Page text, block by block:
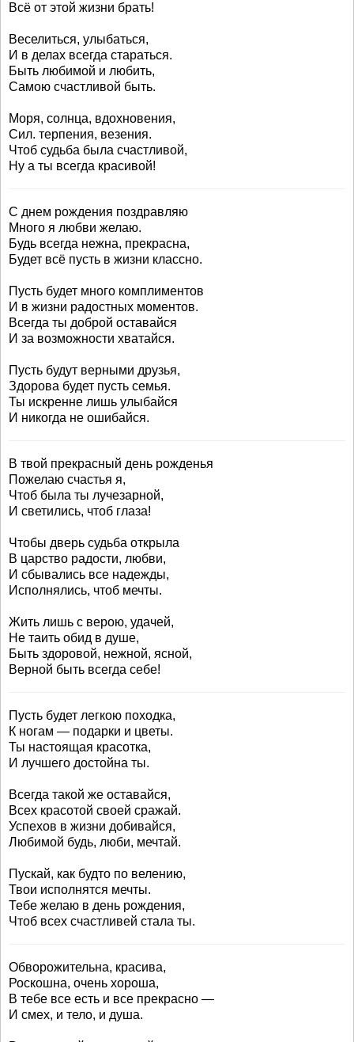
Всё от этой жизни брать!
Веселиться, улыбаться,
И в делах всегда стараться.
Быть любимой и любить,
Самою счастливой быть.
Моря, солнца, вдохновения,
Сил. терпения, везения.
Чтоб судьба была счастливой,
Ну а ты всегда красивой!
С днем рождения поздравляю
Много я любви желаю.
Будь всегда нежна, прекрасна,
Будет всё пусть в жизни классно.
Пусть будет много комплиментов
И в жизни радостных моментов.
Всегда ты доброй оставайся
И за возможности хватайся.
Пусть будут верными друзья,
Здорова будет пусть семья.
Ты искренне лишь улыбайся
И никогда не ошибайся.
В твой прекрасный день рожденья
Пожелаю счастья я,
Чтоб была ты лучезарной,
И светились, чтоб глаза!
Чтобы дверь судьба открыла
В царство радости, любви,
И сбывались все надежды,
Исполнялись, чтоб мечты.
Жить лишь с верою, удачей,
Не таить обид в душе,
Быть здоровой, нежной, ясной,
Верной быть всегда себе!
Пусть будет легкою походка,
К ногам — подарки и цветы.
Ты настоящая красотка,
И лучшего достойна ты.
Всегда такой же оставайся,
Всех красотой своей сражай.
Успехов в жизни добивайся,
Любимой будь, люби, мечтай.
Пускай, как будто по велению,
Твои исполнятся мечты.
Тебе желаю в день рождения,
Чтоб всех счастливей стала ты.
Обворожительна, красива,
Роскошна, очень хороша,
В тебе все есть и все прекрасно —
И смех, и тело, и душа.